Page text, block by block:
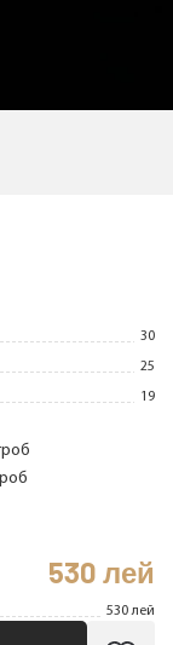
30
25
19
530 лей
530лей